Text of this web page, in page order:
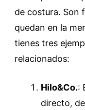
de costura. Son
quedan en la
tienes tres
relacionados:
Hilo&Co.:
directo,